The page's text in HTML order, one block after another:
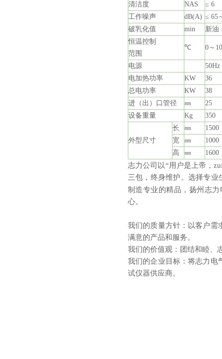
清洁度
NAS
≤ 6
工作噪声
dB(A) ≤ 65
破乳化值
min
新油
恒温控制
范围
℃ 0～
电源
电加热功率
KW
36
总电功率
KW
38
进（出）口管径
㎜
25
设备重量
Kg 350
外型尺寸
长 ㎜
1500
宽
㎜
1000
高
㎜ 1600
志力公司以“用户是上帝，
三包，终身维护。选择专业
制造专业的精品，扬州志
心。
我们的质量方针：以客户需
满意的产品和服务。
我们的价值观：团结和睦、
我们的企业目标：将志力电
试仪器供应商。